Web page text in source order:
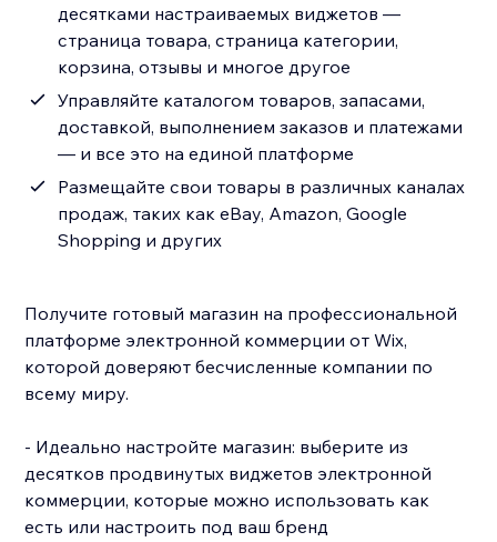
десятками настраиваемых виджетов —
страница товара, страница категории,
корзина, отзывы и многое другое
Управляйте каталогом товаров, запасами,
доставкой, выполнением заказов и платежами
— и все это на единой платформе
Размещайте свои товары в различных каналах
продаж, таких как eBay, Amazon, Google
Shopping и других
Получите готовый магазин на профессиональной
платформе электронной коммерции от Wix,
которой доверяют бесчисленные компании по
всему миру.
- Идеально настройте магазин: выберите из
десятков продвинутых виджетов электронной
коммерции, которые можно использовать как
есть или настроить под ваш бренд